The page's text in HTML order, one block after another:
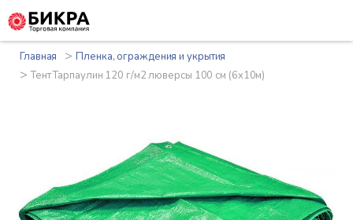
Главная >Пленка, ограждения и укрытия
>Тент Тарпаулин 120 г/м2 люверсы 100 см (6x10м)